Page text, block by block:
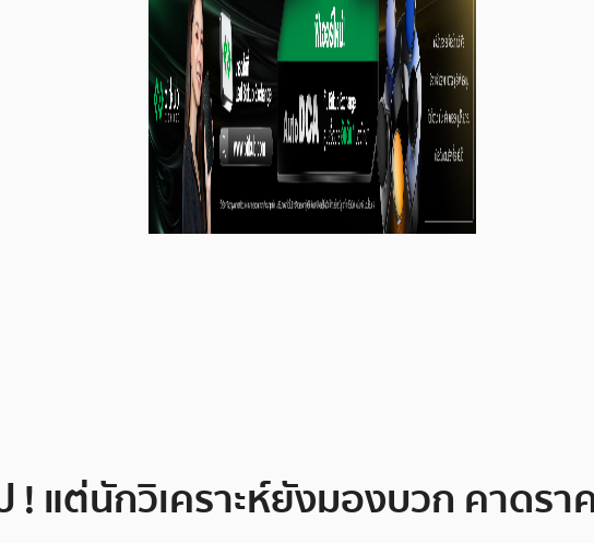
! แต่นักวิเคราะห์ยังมองบวก คาดร